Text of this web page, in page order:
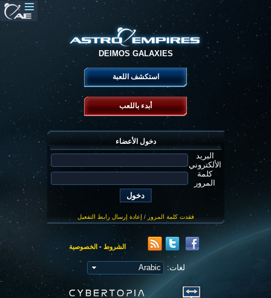
DEIMOS GALAXIES
استكشف اللعبة
أبدء باللعب
دخول الأعضاء
البريد
الألكتروني
كلمة
المرور
فقدت كلمة المرور / إعادة إرسال رابط التفعيل
الشروط -الخصوصية
لغات: